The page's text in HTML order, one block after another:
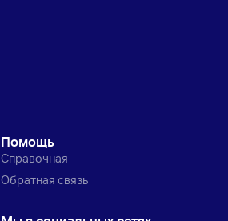
Помощь
Справочная
Обратная связь